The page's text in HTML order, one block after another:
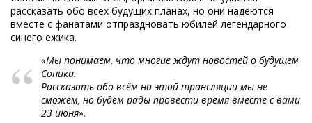
рассказать обо всех будущих планах, но они надеются
вместе с фанатами отпраздновать юбилей легендарного
синего ёжика.
«Мы понимаем, что многие ждут новостей о будущем
Соника.
Рассказать обо всём на этой трансляции мы не
сможем, но будем рады провести время вместе с вами
23 июня».